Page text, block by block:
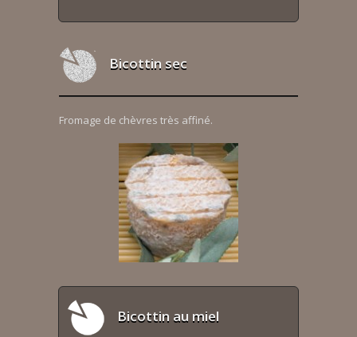
Bicottin sec
Fromage de chèvres très affiné.
Bicottin au miel